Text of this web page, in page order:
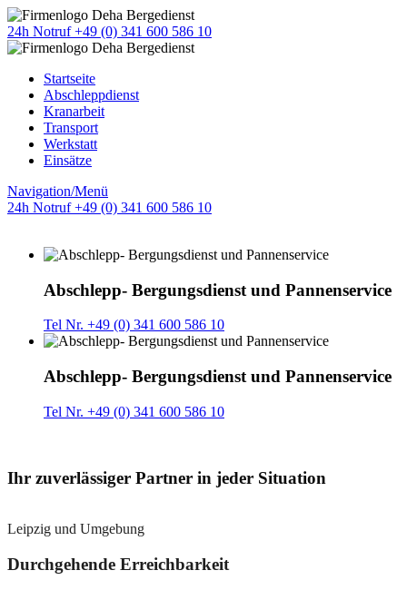
24h Notruf +49 (0) 341 600 586 10
Startseite
Abschleppdienst
Kranarbeit
Transport
Werkstatt
Einsätze
Navigation/Menü
24h Notruf +49 (0) 341 600 586 10
Abschlepp- Bergungsdienst und Pannenservice
Tel Nr. +49 (0) 341 600 586 10
Abschlepp- Bergungsdienst und Pannenservice
Tel Nr. +49 (0) 341 600 586 10
Ihr zuverlässiger Partner in jeder Situation
Leipzig und Umgebung
Durchgehende Erreichbarkeit